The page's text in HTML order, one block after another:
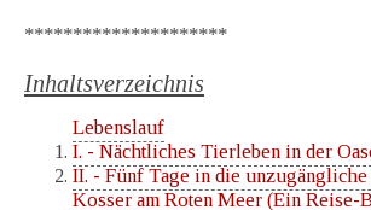
*********************
Inhaltsverzeichnis
Lebenslauf
I. - Nächtliches Tierleben in der
II. - Fünf Tage in die
Kosser am Roten Meer (Ein Reise-